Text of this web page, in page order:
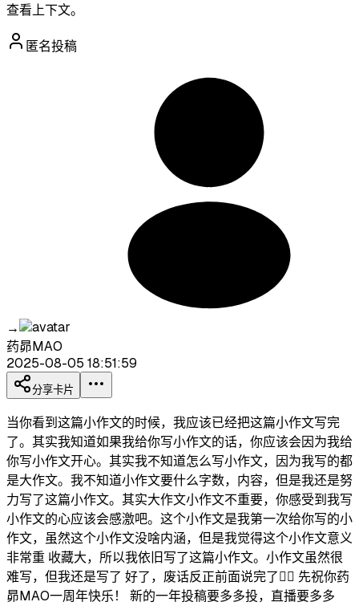
查看上下文。
匿名投稿
→
药昴MAO
2025-08-05 18:51:59
分享卡片
当你看到这篇小作文的时候，我应该已经把这篇小作文写完
了。其实我知道如果我给你写小作文的话，你应该会因为我给
你写小作文开心。其实我不知道怎么写小作文，因为我写的都
是大作文。我不知道小作文要什么字数，内容，但是我还是努
力写了这篇小作文。其实大作文小作文不重要，你感受到我写
小作文的心应该会感激吧。这个小作文是我第一次给你写的小
作文，虽然这个小作文没啥内涵，但是我觉得这个小作文意义
非常重 收藏大，所以我依旧写了这篇小作文。小作文虽然很
难写，但我还是写了 好了，废话反正前面说完了☝🏻 先祝你药
昴MAO一周年快乐！ 新的一年投稿要多多投，直播要多多